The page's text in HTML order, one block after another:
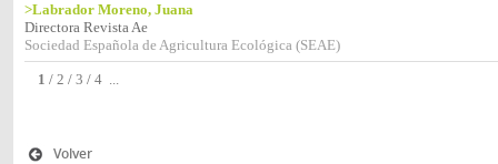
>Labrador Moreno, Juana
Directora Revista Ae
Sociedad Española de Agricultura Ecológica (SEAE)
1 / 2 / 3 / 4 ...
Volver